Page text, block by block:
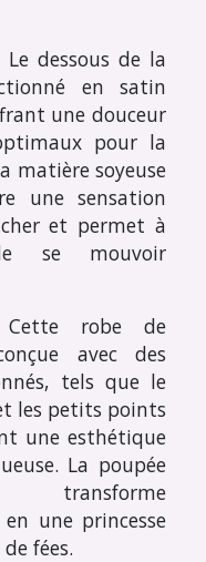
dessous de la
en satin
une douceur
pour la
matière soyeuse
une sensation
et permet à
se mouvoir
robe de
avec des
tels que le
les petits points
une esthétique
La poupée
une princesse
fées.